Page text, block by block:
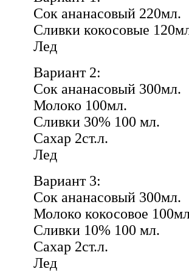
Сок ананасовый 220мл.
Сливки кокосовые
Лед
Вариант 2:
Сок ананасовый 300мл.
Молоко 100мл.
Сливки 30% 100 мл.
Сахар 2ст.л.
Лед
Вариант 3:
Сок ананасовый 300мл.
Молоко кокосовое
Сливки 10% 100 мл.
Сахар 2ст.л.
Лед